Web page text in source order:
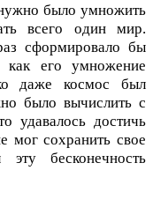
было умножить
всего один мир.
сформировало бы
его умножение
даже космос был
было вычислить с
удавалось достичь
мог сохранить свое
бесконечность